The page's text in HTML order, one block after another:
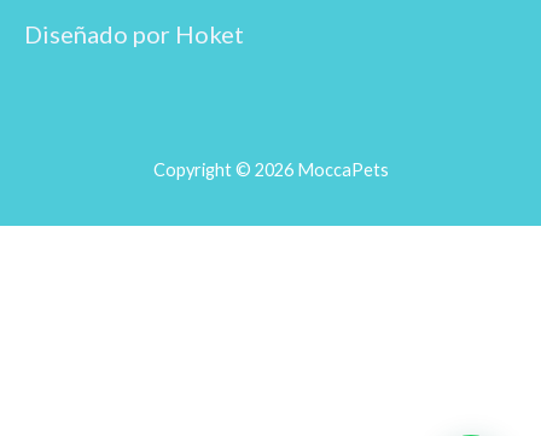
Diseñado por Hoket
Copyright © 2026 MoccaPets